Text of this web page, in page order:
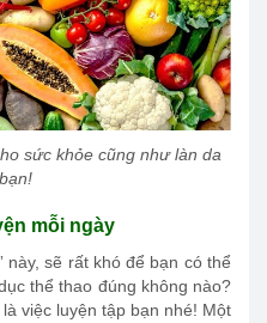
sức khỏe cũng như làn da
mỗi ngày
này, sẽ rất khó để bạn có thể
thể thao đúng không nào?
việc luyện tập bạn nhé! Một